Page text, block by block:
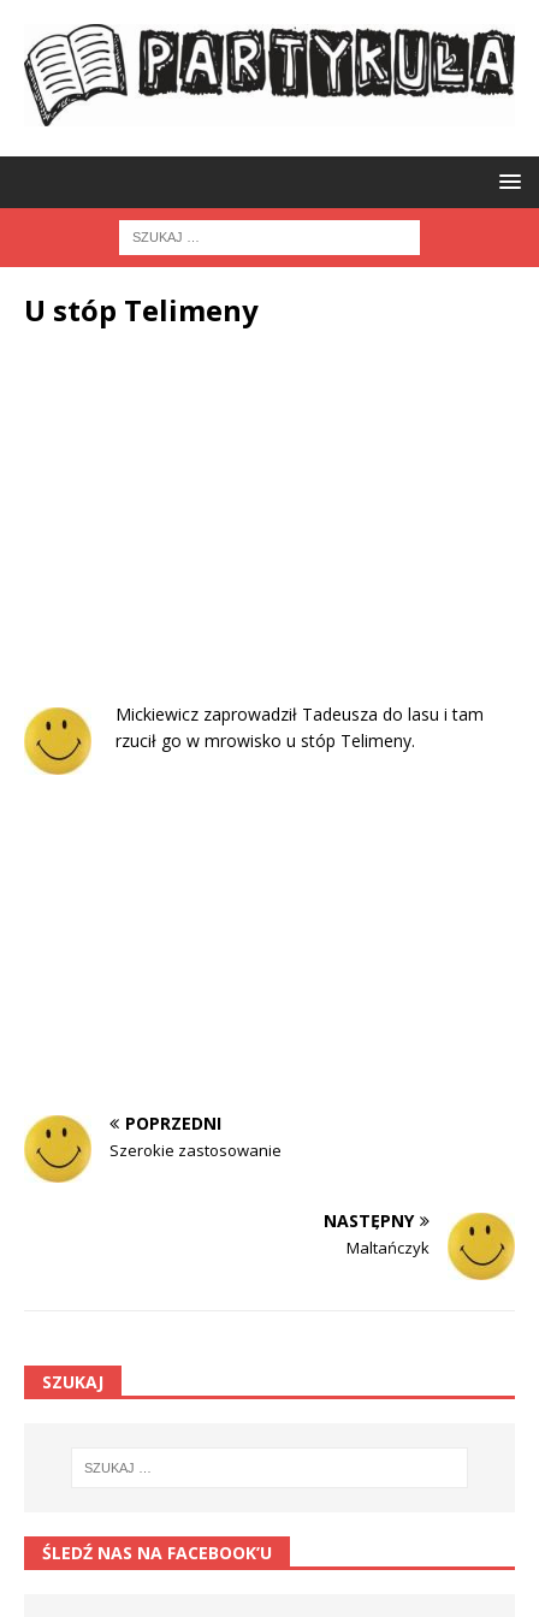
U stóp Telimeny
Mickiewicz zaprowadził Tadeusza do lasu i tam
rzucił go w mrowisko u stóp Telimeny.
POPRZEDNI
Szerokie zastosowanie
NASTĘPNY
Maltańczyk
SZUKAJ
ŚLEDŹ NAS NA FACEBOOK’U